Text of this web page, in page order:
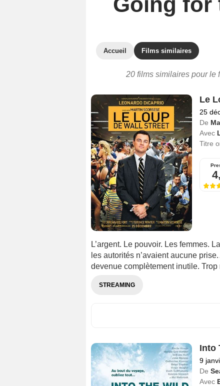
Accueil Films similaires
20 films similaires pour le
Le
25
De
Avec
Titre
L’argent. Le pouvoir. Les femmes.
les autorités n’avaient aucune
devenue complètement inutile.
STREAMING
Into
9
De
Avec